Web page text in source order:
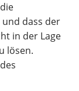
dass der
in der Lage
lösen.